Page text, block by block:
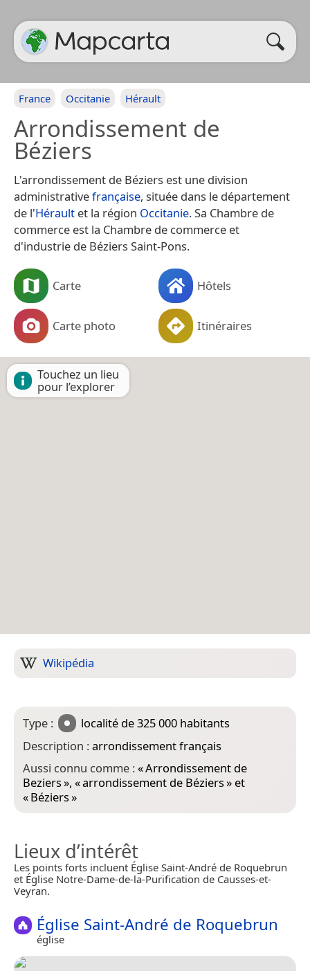
France Occitanie Hérault
Arrondissement de
Béziers
L'arrondissement de Béziers est une division
administrativefrançaise, située dans le département
de l'Hérault et la région Occitanie. Sa Chambre de
commerce est la Chambre de commerce et
d'industrie de Béziers Saint-Pons.
Carte Hôtels
Carte photo Itinéraires
Touchez un lieu
pour l’explorer
Wikipédia
Type : localité de 325 000 habitants
Description :arrondissement français
Aussi connu comme :«Arrondissement de
Beziers», «arrondissement de Béziers» et
«Béziers»
Lieux d’intérêt
Les points forts incluent Église Saint-André de Roquebrun
et Église Notre-Dame-de-la-Purification de Causses-et-
Veyran.
Église Saint-André de Roquebrun
église